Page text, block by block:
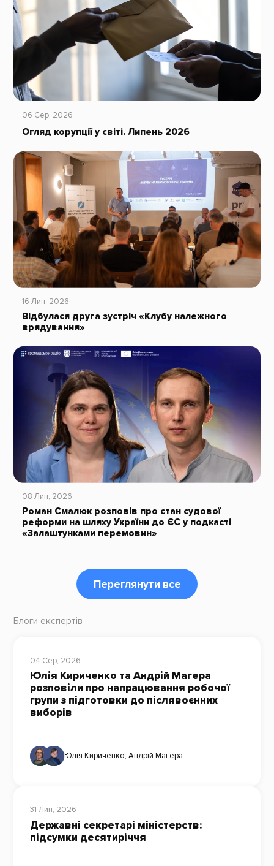
06 Сер, 2026
Огляд корупції у світі. Липень 2026
16 Лип, 2026
Відбулася друга зустріч «Клубу належного
врядування»
08 Лип, 2026
Роман Смалюк розповів про стан судової
реформи на шляху України до ЄС у подкасті
«Залаштунками перемовин»
Переглянути все
Блоги експертів
04 Сер, 2026
Юлія Кириченко та Андрій Магера
розповіли про напрацювання робочої
групи з підготовки до післявоєнних
виборів
Юлія Кириченко, Андрій Магера
31 Лип, 2026
Державні секретарі міністерств:
підсумки десятиріччя